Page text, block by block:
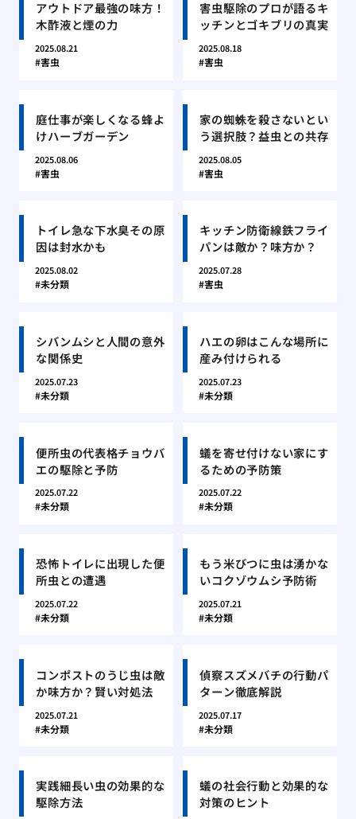
アウトドア最強の味方！
木酢液と煙の力
2025.08.21
害虫
害虫駆除のプロが語るキ
ッチンとゴキブリの真実
2025.08.18
害虫
庭仕事が楽しくなる蜂よ
けハーブガーデン
2025.08.06
害虫
家の蜘蛛を殺さないとい
う選択肢？益虫との共存
2025.08.05
害虫
トイレ急な下水臭その原
因は封水かも
2025.08.02
未分類
キッチン防衛線鉄フライ
パンは敵か？味方か？
2025.07.28
害虫
シバンムシと人間の意外
な関係史
2025.07.23
未分類
ハエの卵はこんな場所に
産み付けられる
2025.07.23
未分類
便所虫の代表格チョウバ
エの駆除と予防
2025.07.22
未分類
蟻を寄せ付けない家にす
るための予防策
2025.07.22
未分類
恐怖トイレに出現した便
所虫との遭遇
2025.07.22
未分類
もう米びつに虫は湧かな
いコクゾウムシ予防術
2025.07.21
未分類
コンポストのうじ虫は敵
か味方か？賢い対処法
2025.07.21
未分類
偵察スズメバチの行動パ
ターン徹底解説
2025.07.17
未分類
実践細長い虫の効果的な
駆除方法
蟻の社会行動と効果的な
対策のヒント